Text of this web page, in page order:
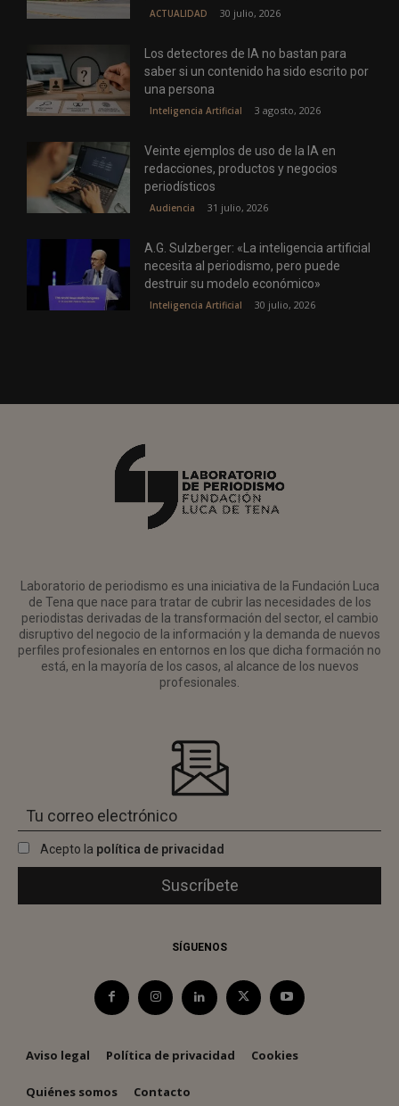
ACTUALIDAD 30 julio, 2026
Los detectores de IA no bastan para
saber si un contenido ha sido escrito por
una persona
Inteligencia Artificial 3 agosto, 2026
Veinte ejemplos de uso de la IA en
redacciones, productos y negocios
periodísticos
Audiencia 31 julio, 2026
A.G. Sulzberger: «La inteligencia artificial
necesita al periodismo, pero puede
destruir su modelo económico»
Inteligencia Artificial 30 julio, 2026
Laboratorio de periodismo es una iniciativa de la Fundación Luca
de Tena que nace para tratar de cubrir las necesidades de los
periodistas derivadas de la transformación del sector, el cambio
disruptivo del negocio de la información y la demanda de nuevos
perfiles profesionales en entornos en los que dicha formación no
está, en la mayoría de los casos, al alcance de los nuevos
profesionales.
Acepto la política de privacidad
SÍGUENOS
Aviso legal Política de privacidad Cookies
Quiénes somos Contacto